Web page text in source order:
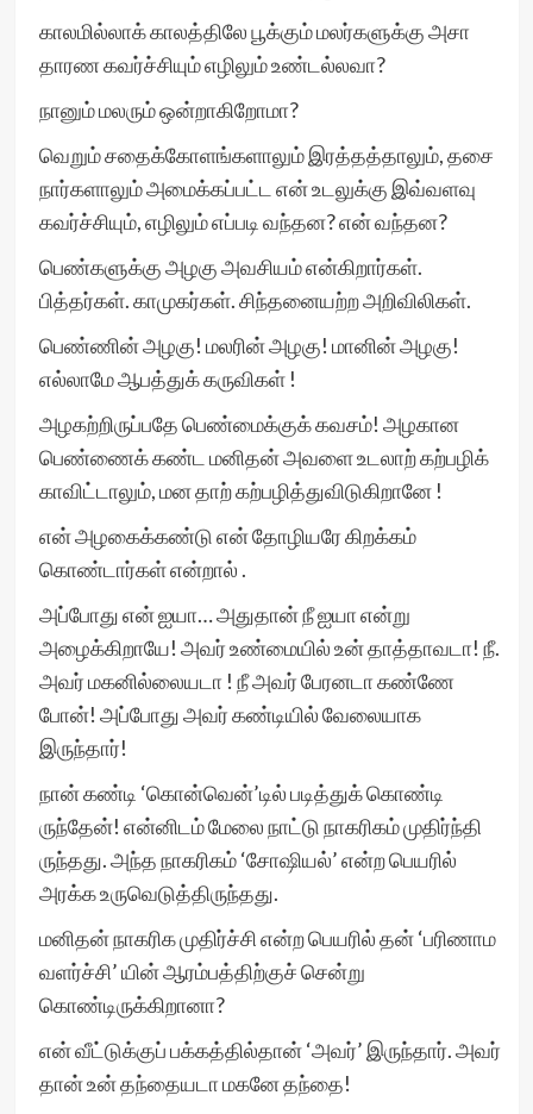
காலமில்லாக் காலத்திலே பூக்கும் மலர்களுக்கு அசா
தாரண கவர்ச்சியும் எழிலும் உண்டல்லவா?
நானும் மலரும் ஒன்றாகிறோமா?
வெறும் சதைக்கோளங்களாலும் இரத்தத்தாலும், தசை
நார்களாலும் அமைக்கப்பட்ட என் உடலுக்கு இவ்வளவு
கவர்ச்சியும், எழிலும் எப்படி வந்தன? என் வந்தன?
பெண்களுக்கு அழகு அவசியம் என்கிறார்கள்.
பித்தர்கள். காமுகர்கள். சிந்தனையற்ற அறிவிலிகள்.
பெண்ணின் அழகு! மலரின் அழகு! மானின் அழகு!
எல்லாமே ஆபத்துக் கருவிகள் !
அழகற்றிருப்பதே பெண்மைக்குக் கவசம்! அழகான
பெண்ணைக் கண்ட மனிதன் அவளை உடலாற் கற்பழிக்
காவிட்டாலும், மன தாற் கற்பழித்துவிடுகிறானே !
என் அழகைக்கண்டு என் தோழியரே கிறக்கம்
கொண்டார்கள் என்றால் .
அப்போது என் ஐயா… அதுதான் நீ ஐயா என்று
அழைக்கிறாயே! அவர் உண்மையில் உன் தாத்தாவடா! நீ.
அவர் மகனில்லையடா ! நீ அவர் பேரனடா கண்ணே
போன்! அப்போது அவர் கண்டியில் வேலையாக
இருந்தார்!
நான் கண்டி ‘கொன்வென்’டில் படித்துக் கொண்டி
ருந்தேன்! என்னிடம் மேலை நாட்டு நாகரிகம் முதிர்ந்தி
ருந்தது. அந்த நாகரிகம் ‘சோஷியல்’ என்ற பெயரில்
அரக்க உருவெடுத்திருந்தது.
மனிதன் நாகரிக முதிர்ச்சி என்ற பெயரில் தன் ‘பரிணாம
வளர்ச்சி’ யின் ஆரம்பத்திற்குச் சென்று
கொண்டிருக்கிறானா?
என் வீட்டுக்குப் பக்கத்தில்தான் ‘அவர்’ இருந்தார். அவர்
தான் உன் தந்தையடா மகனே தந்தை!